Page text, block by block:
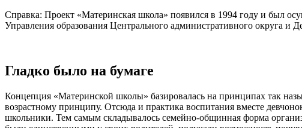
Справка: Проект «Материнская школа» появился в 1994 году и был
Управления образования Центрального административного округа и
Гладко было на бумаге
Концепция «Материнской школы» базировалась на принципах так
возрастному принципу. Отсюда и практика воспитания вместе
школьники. Тем самым складывалось семейно-общинная форма